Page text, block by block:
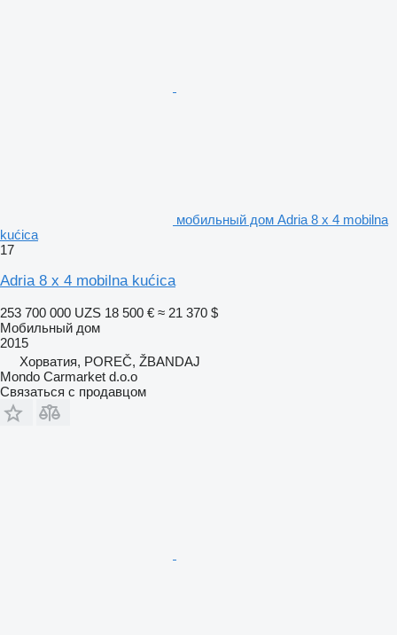
мобильный дом Adria 8 x 4 mobilna
kućica
17
Adria 8 x 4 mobilna kućica
253 700 000 UZS 18 500 € ≈ 21 370 $
Мобильный дом
2015
Хорватия, POREČ, ŽBANDAJ
Mondo Carmarket d.o.o
Связаться с продавцом